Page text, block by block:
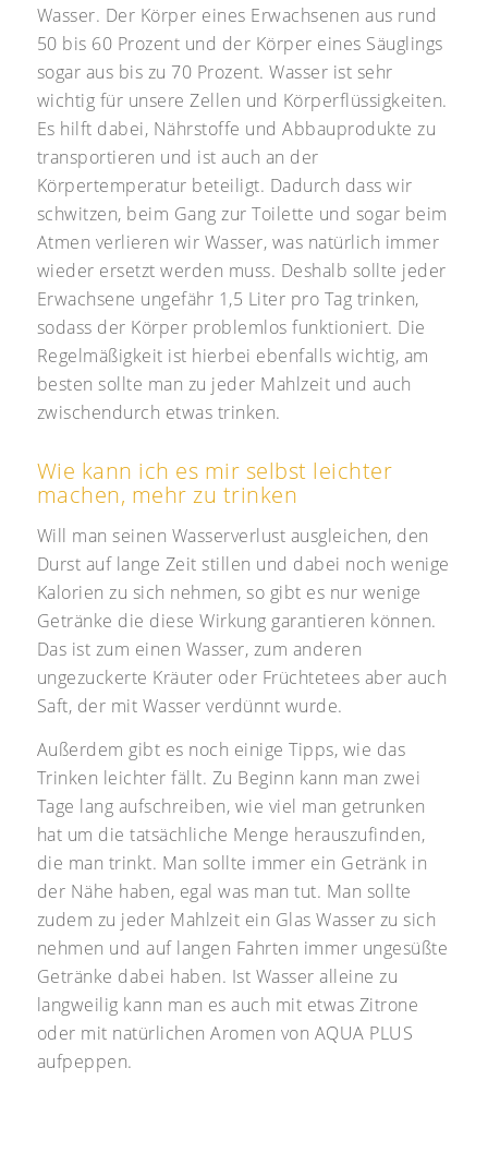
Wasser. Der Körper eines Erwachsenen aus rund
50 bis 60 Prozent und der Körper eines Säuglings
sogar aus bis zu 70 Prozent. Wasser ist sehr
wichtig für unsere Zellen und Körperflüssigkeiten.
Es hilft dabei, Nährstoffe und Abbauprodukte zu
transportieren und ist auch an der
Körpertemperatur beteiligt. Dadurch dass wir
schwitzen, beim Gang zur Toilette und sogar beim
Atmen verlieren wir Wasser, was natürlich immer
wieder ersetzt werden muss. Deshalb sollte jeder
Erwachsene ungefähr 1,5 Liter pro Tag trinken,
sodass der Körper problemlos funktioniert. Die
Regelmäßigkeit ist hierbei ebenfalls wichtig, am
besten sollte man zu jeder Mahlzeit und auch
zwischendurch etwas trinken.
Wie kann ich es mir selbst leichter
machen, mehr zu trinken
Will man seinen Wasserverlust ausgleichen, den
Durst auf lange Zeit stillen und dabei noch wenige
Kalorien zu sich nehmen, so gibt es nur wenige
Getränke die diese Wirkung garantieren können.
Das ist zum einen Wasser, zum anderen
ungezuckerte Kräuter oder Früchtetees aber auch
Saft, der mit Wasser verdünnt wurde.
Außerdem gibt es noch einige Tipps, wie das
Trinken leichter fällt. Zu Beginn kann man zwei
Tage lang aufschreiben, wie viel man getrunken
hat um die tatsächliche Menge herauszufinden,
die man trinkt. Man sollte immer ein Getränk in
der Nähe haben, egal was man tut. Man sollte
zudem zu jeder Mahlzeit ein Glas Wasser zu sich
nehmen und auf langen Fahrten immer ungesüßte
Getränke dabei haben. Ist Wasser alleine zu
langweilig kann man es auch mit etwas Zitrone
oder mit natürlichen Aromen von AQUA PLUS
aufpeppen.